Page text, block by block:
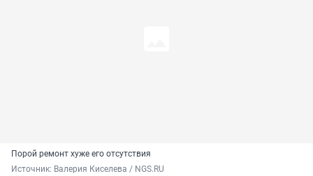
Порой ремонт хуже его отсутствия
Источник: Валерия Киселева / NGS.RU